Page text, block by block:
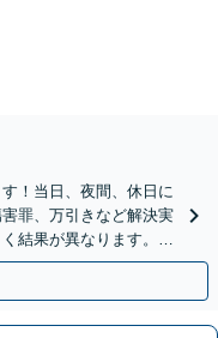
！当日、夜間、休日に
罪、万引きなど解決実
結果が異なります。ま
一人体制】